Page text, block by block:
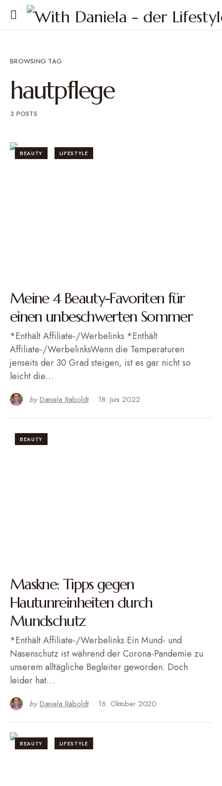
BROWSING TAG
hautpflege
3 POSTS
BEAUTY LIFESTYLE
Meine 4 Beauty-Favoriten für
einen unbeschwerten Sommer
*Enthält Affiliate-/Werbelinks *Enthält
Affiliate-/WerbelinksWenn die Temperaturen
jenseits der 30 Grad steigen, ist es gar nicht so
leicht die…
by Daniela Raboldt 18. Juni 2022
BEAUTY
Maskne: Tipps gegen
Hautunreinheiten durch
Mundschutz
*Enthält Affiliate-/Werbelinks Ein Mund- und
Nasenschutz ist während der Corona-Pandemie zu
unserem alltägliche Begleiter geworden. Doch
leider hat…
by Daniela Raboldt 16. Oktober 2020
BEAUTY LIFESTYLE